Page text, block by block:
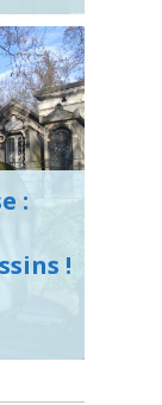
:
!